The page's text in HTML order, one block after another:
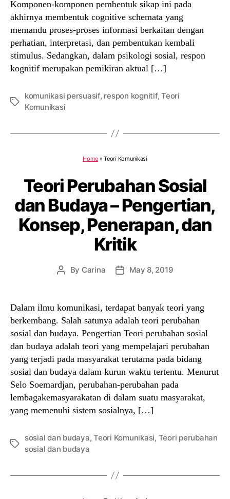
Komponen-komponen pembentuk sikap ini pada
akhirnya membentuk cognitive schemata yang
memandu proses-proses informasi berkaitan dengan
perhatian, interpretasi, dan pembentukan kembali
stimulus. Sedangkan, dalam psikologi sosial, respon
kognitif merupakan pemikiran aktual […]
Tags
komunikasi persuasif, respon kognitif,Teori
Komunikasi
Home »Teori Komunikasi
Teori Perubahan Sosial
dan Budaya – Pengertian,
Konsep, Penerapan, dan
Kritik
Post
By Carina
PostMay 8, 2019
Dalam ilmu komunikasi, terdapat banyak teori yang
berkembang. Salah satunya adalah teori perubahan
sosial dan budaya. Pengertian Teori perubahan sosial
dan budaya adalah teori yang mempelajari perubahan
yang terjadi pada masyarakat terutama pada bidang
sosial dan budaya dalam kurun waktu tertentu. Menurut
Selo Soemardjan, perubahan-perubahan pada
lembagakemasyarakatan di dalam suatu masyarakat,
yang memenuhi sistem sosialnya, […]
Tags
sosial dan budaya,Teori Komunikasi, Teori perubahan
sosial dan budaya